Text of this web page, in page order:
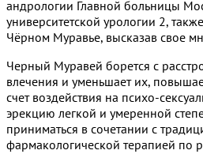
андрологии Главной больницы
университетской урологии 2,
Чёрном Муравье, высказав свое
Черный Муравей борется с
влечения и уменьшает их,
счет воздействия на психо-
эрекцию легкой и умеренной
приниматься в сочетании с
фармакологической терапией по